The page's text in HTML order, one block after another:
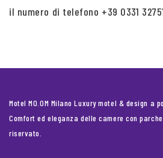
il numero di telefono +39 0331
Motel MO.OM Milano Luxury motel & design a
Comfort ed eleganza delle camere con
riservato.